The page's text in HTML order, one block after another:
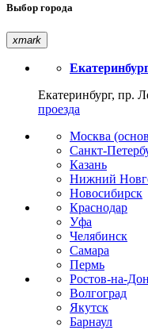
Выбор города
xmark
Екатеринбург, пр.
проезда
Москва
Санкт-
Казань
Нижний
Новосибирск
Краснодар
Уфа
Челябинск
Самара
Пермь
Ростов-на-
Волгоград
Якутск
Барнаул